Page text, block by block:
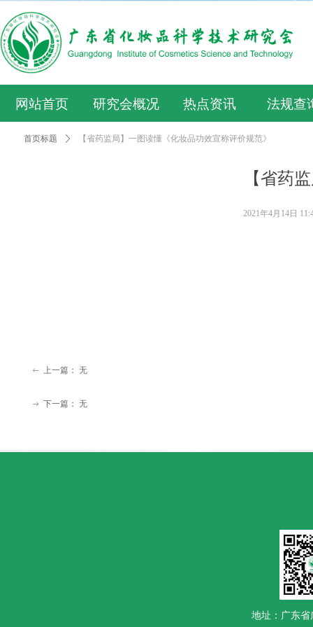
网站首页 研究会概况 热点资讯 法规查
【省药
首页标题 ꄲ 【省药监局】一图读懂《化妆品功效宣称评价规范》
2021年4月14日
ꂃ 上一篇： 无
ꁹ 下一篇： 无
地址：广东省